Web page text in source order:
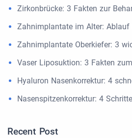
Zirkonbrücke: 3 Fakten zur
Zahnimplantate im Alter: Ablauf
Zahnimplantate Oberkiefer: 3
Vaser Liposuktion: 3 Fakten
Hyaluron Nasenkorrektur: 4
Nasenspitzenkorrektur: 4
Recent Post